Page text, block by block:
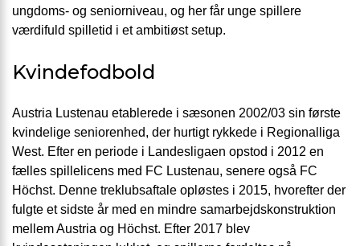
ungdoms- og seniorniveau, og her får unge spillere
værdifuld spilletid i et ambitiøst setup.
Kvindefodbold
Austria Lustenau etablerede i sæsonen 2002/03 sin første
kvindelige seniorenhed, der hurtigt rykkede i Regionalliga
West. Efter en periode i Landesligaen opstod i 2012 en
fælles spillelicens med FC Lustenau, senere også FC
Höchst. Denne treklubsaftale opløstes i 2015, hvorefter der
fulgte et sidste år med en mindre samarbejdskonstruktion
mellem Austria og Höchst. Efter 2017 blev